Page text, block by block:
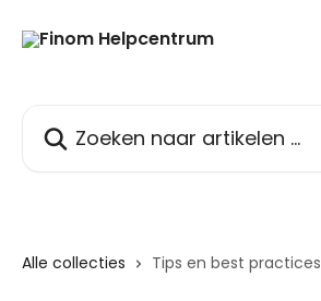
Alle collecties Tips en best practices